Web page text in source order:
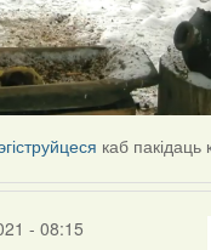
каб
- 08:15